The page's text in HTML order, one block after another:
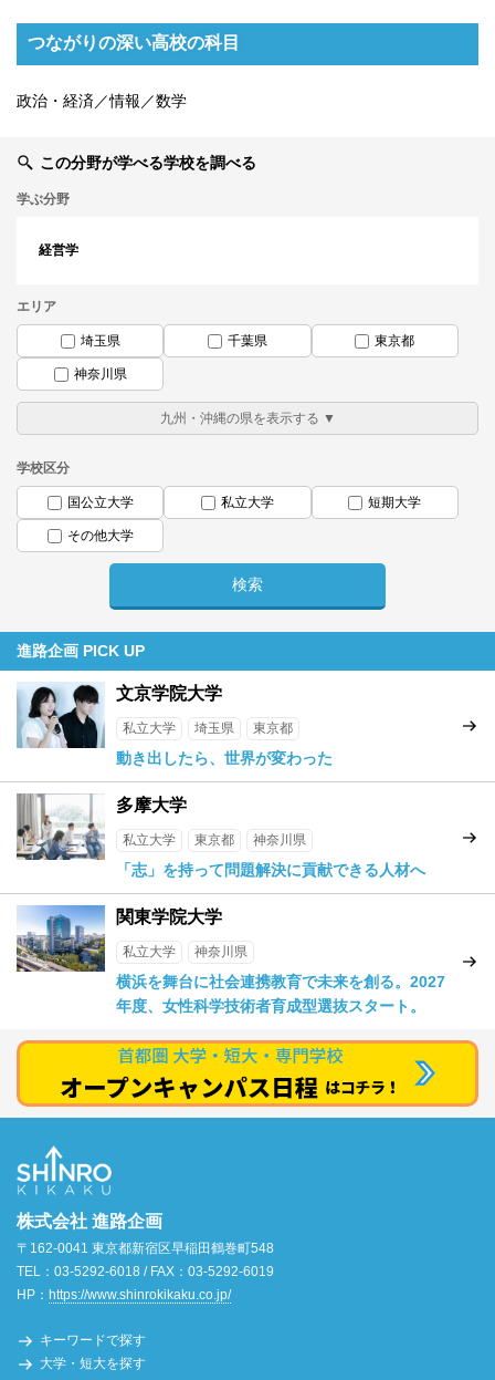
つながりの深い高校の科目
政治・経済／情報／数学
この分野が学べる学校を調べる
学ぶ分野
経営学
エリア
埼玉県 千葉県 東京都
神奈川県
学校区分
国公立大学 私立大学 短期大学
その他大学
進路企画 PICK UP
文京学院大学
私立大学 埼玉県 東京都
動き出したら、世界が変わった
多摩大学
私立大学 東京都 神奈川県
「志」を持って問題解決に貢献できる人材へ
関東学院大学
私立大学 神奈川県
横浜を舞台に社会連携教育で未来を創る。2027
年度、女性科学技術者育成型選抜スタート。
株式会社 進路企画
〒162-0041 東京都新宿区早稲田鶴巻町548
TEL：03-5292-6018 / FAX：03-5292-6019
HP： https://www.shinrokikaku.co.jp/
キーワードで探す
大学・短大を探す